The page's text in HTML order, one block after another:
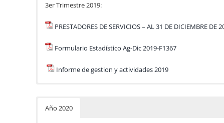
3er Trimestre 2019:
PRESTADORES DE SERVICIOS – AL 31 DE DICIEMBRE DE
Formulario Estadístico Ag-Dic 2019-F1367
Informe de gestion y actividades 2019
Año 2020